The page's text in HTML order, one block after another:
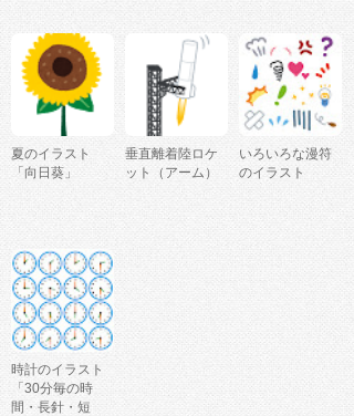
夏のイラスト
「向日葵」
垂直離着陸ロケ
ット（アーム）
いろいろな漫符
のイラスト
時計のイラスト
「30分毎の時
間・長針・短